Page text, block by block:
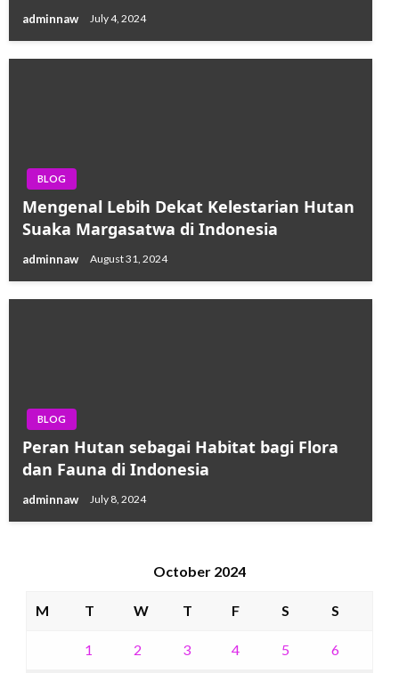
adminnaw July 4, 2024
BLOG
Mengenal Lebih Dekat Kelestarian Hutan
Suaka Margasatwa di Indonesia
adminnaw August 31, 2024
BLOG
Peran Hutan sebagai Habitat bagi Flora
dan Fauna di Indonesia
adminnaw July 8, 2024
October 2024
M T W T F S S
1 2 3 4 5 6